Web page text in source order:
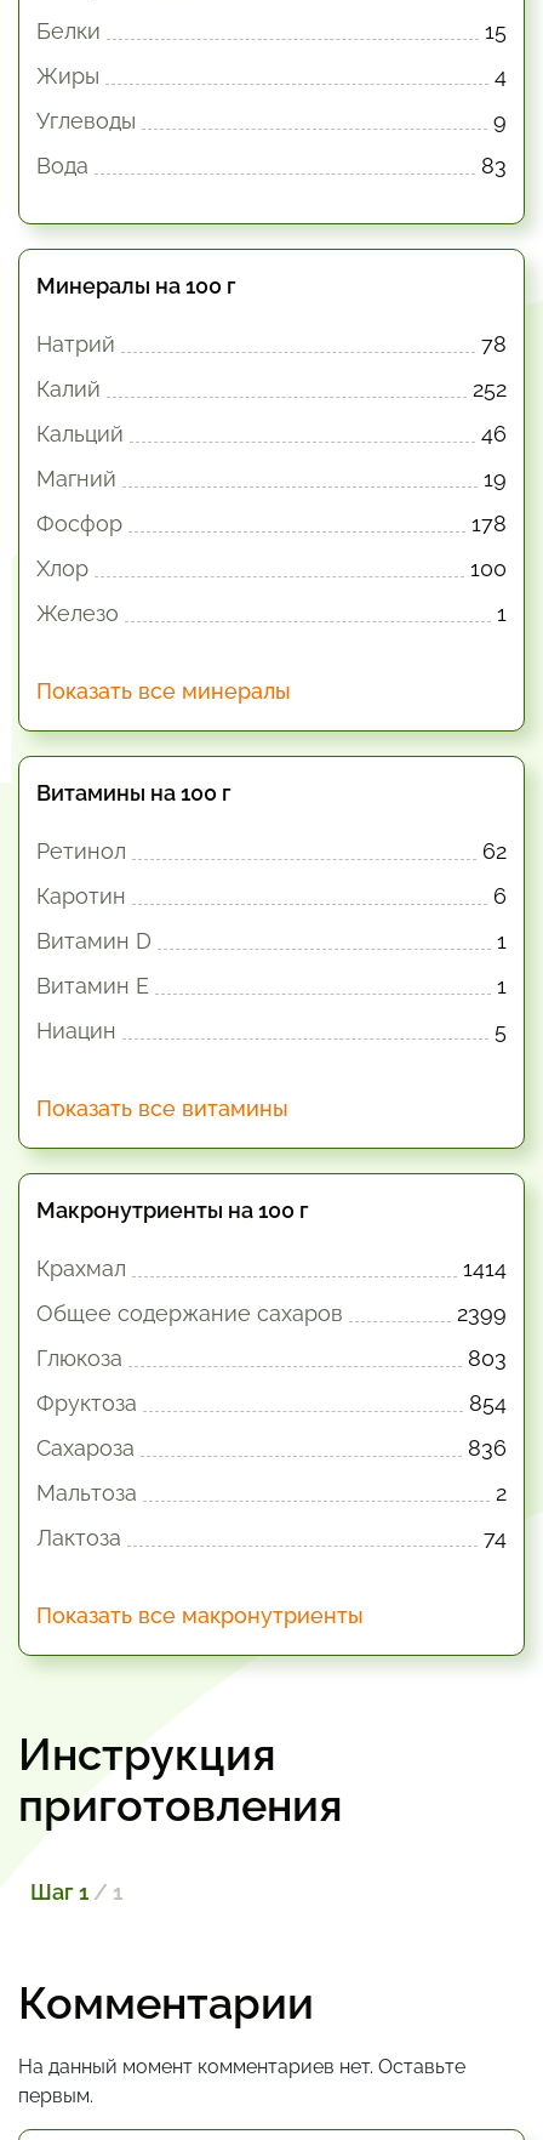
Белки
15
Жиры
4
Углеводы
9
Вода
83
Минералы на 100 г
Натрий
78
Калий
252
Кальций
46
Магний
19
Фосфор
178
Хлор
100
Железо
1
Показать все минералы
Витамины на 100 г
Ретинол
62
Каротин
6
Витамин D
1
Витамин E
1
Ниацин
5
Показать все витамины
Макронутриенты на 100 г
Крахмал
1414
Общее содержание сахаров
2399
Глюкоза
803
Фруктоза
854
Сахароза
836
Мальтоза
2
Лактоза
74
Показать все макронутриенты
Инструкция
приготовления
Шаг 1 / 1
Комментарии
На данный момент комментариев нет. Оставьте
первым.